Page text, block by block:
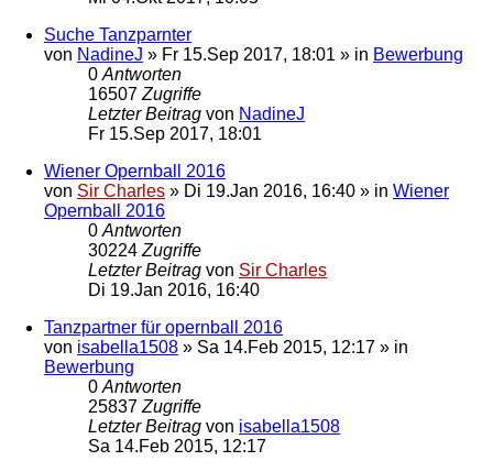
Suche Tanzparnter
von NadineJ » Fr 15.Sep 2017, 18:01 » in Bewerbung
0 Antworten
16507 Zugriffe
Letzter Beitrag von NadineJ
Fr 15.Sep 2017, 18:01
Wiener Opernball 2016
von Sir Charles » Di 19.Jan 2016, 16:40 » in Wiener
Opernball 2016
0 Antworten
30224 Zugriffe
Letzter Beitrag von Sir Charles
Di 19.Jan 2016, 16:40
Tanzpartner für opernball 2016
von isabella1508 » Sa 14.Feb 2015, 12:17 » in
Bewerbung
0 Antworten
25837 Zugriffe
Letzter Beitrag von isabella1508
Sa 14.Feb 2015, 12:17